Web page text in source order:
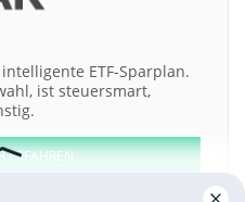
ETF-Sparplan.
ist steuersmart,
ERFAHREN